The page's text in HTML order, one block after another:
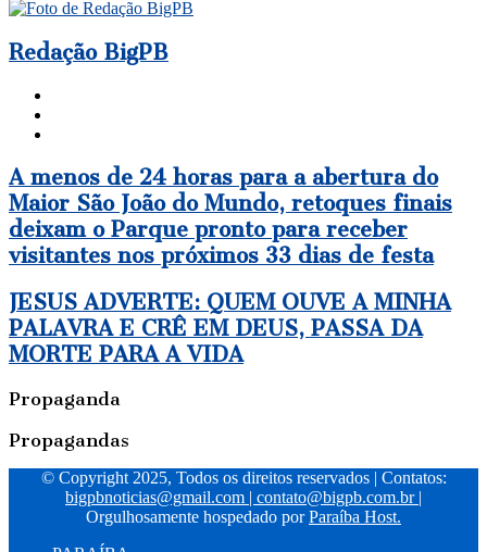
Redação BigPB
A
menos
de
24
horas
para
a
abertura
do
Maior
São
do
retoques
finais
deixam
A menos de 24 horas para a abertura do
Maior São João do Mundo, retoques finais
deixam o Parque pronto para receber
visitantes nos próximos 33 dias de festa
JESUS
ADVERTE:
QUEM
OUVE
MINHA
PALAVRA
E
CRÊ
EM
JESUS ADVERTE: QUEM OUVE A MINHA
PALAVRA E CRÊ EM DEUS, PASSA DA
MORTE PARA A VIDA
Propaganda
Propagandas
© Copyright 2025, Todos os direitos reservados | Contatos:
bigpbnoticias@gmail.com | contato@bigpb.com.br |
Orgulhosamente hospedado porParaíba Host.